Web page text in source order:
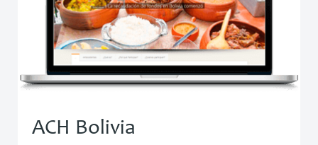
ACH Bolivia